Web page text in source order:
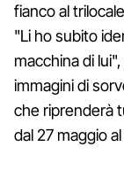
fianco al
"Li ho subito
macchina di
immagini di
che riprenderà
dal 27 maggio al